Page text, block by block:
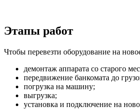
Этапы работ
Чтобы перевезти оборудование на
демонтаж аппарата со старого
передвижение банкомата до
погрузка на машину;
выгрузка;
установка и подключение на